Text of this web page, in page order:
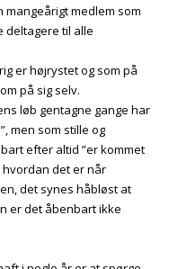
medlem som
deltagere til alle
er højrystet og som på
på sig selv.
løb gentagne gange har
men som stille og
efter altid ”er kommet
det er når
det synes håbløst at
er det åbenbart ikke